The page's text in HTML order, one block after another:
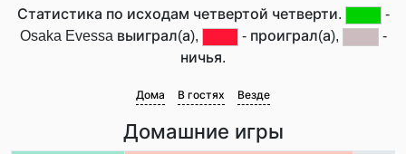
Статистика по исходам четвертой четверти.
-
Osaka Evessa выиграл(а),
- проиграл(а),
-
ничья.
Дома В гостях Везде
Домашние игры